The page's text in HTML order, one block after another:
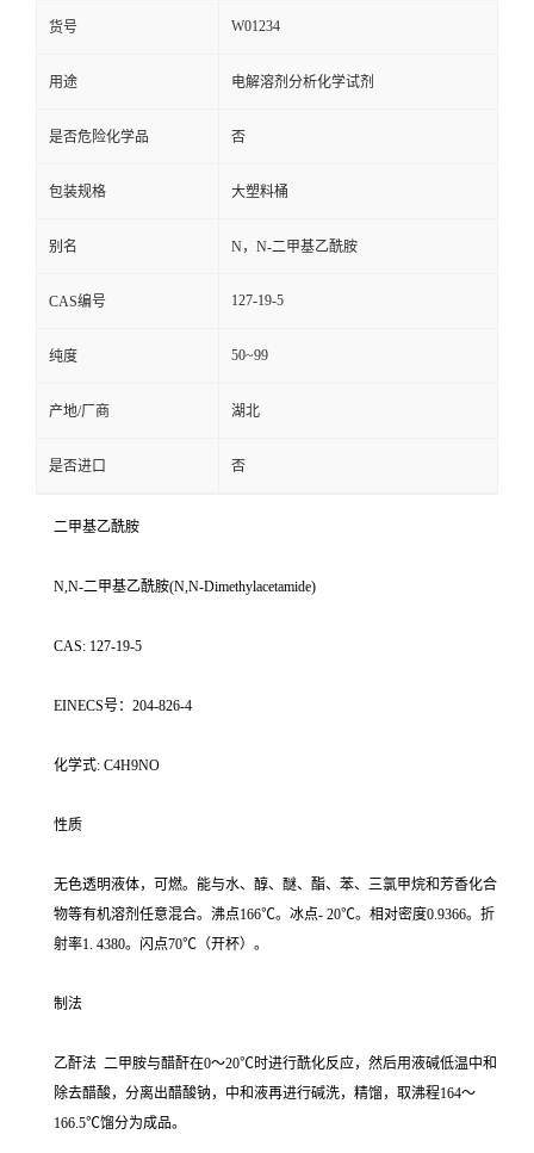
货号 W01234
用途 电解溶剂分析化学试剂
是否危险化学品 否
包装规格 大塑料桶
别名 N，N-二甲基乙酰胺
CAS编号 127-19-5
纯度 50~99
产地/厂商 湖北
是否进口 否
二甲基乙酰胺
N,N-二甲基乙酰胺(N,N-Dimethylacetamide)
CAS: 127-19-5
EINECS号：204-826-4
化学式: C4H9NO
性质
无色透明液体，可燃。能与水、醇、醚、酯、苯、三氯甲烷和芳香化合
物等有机溶剂任意混合。沸点166℃。冰点- 20℃。相对密度0.9366。折
射率1. 4380。闪点70℃（开杯）。
制法
乙酐法 二甲胺与醋酐在0～20℃时进行酰化反应，然后用液碱低温中和
除去醋酸，分离出醋酸钠，中和液再进行碱洗，精馏，取沸程164～
166.5℃馏分为成品。